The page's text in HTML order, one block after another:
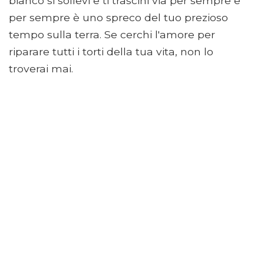
per sempre è uno spreco del tuo prezioso
tempo sulla terra. Se cerchi l'amore per
riparare tutti i torti della tua vita, non lo
troverai mai.